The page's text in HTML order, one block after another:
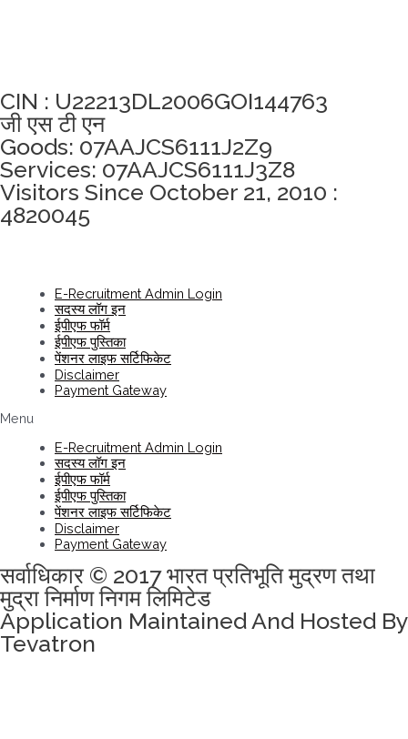
CIN : U22213DL2006GOI144763
जी एस टी एन
Goods: 07AAJCS6111J2Z9
Services: 07AAJCS6111J3Z8
Visitors Since October 21, 2010 :
4820045
E-Recruitment Admin Login
सदस्य लॉग इन
ईपीएफ फॉर्म
ईपीएफ पुस्तिका
पेंशनर लाइफ सर्टिफिकेट
Disclaimer
Payment Gateway
Menu
E-Recruitment Admin Login
सदस्य लॉग इन
ईपीएफ फॉर्म
ईपीएफ पुस्तिका
पेंशनर लाइफ सर्टिफिकेट
Disclaimer
Payment Gateway
सर्वाधिकार © 2017 भारत प्रतिभूति मुद्रण तथा
मुद्रा निर्माण निगम लिमिटेड
Application Maintained And Hosted By
Tevatron